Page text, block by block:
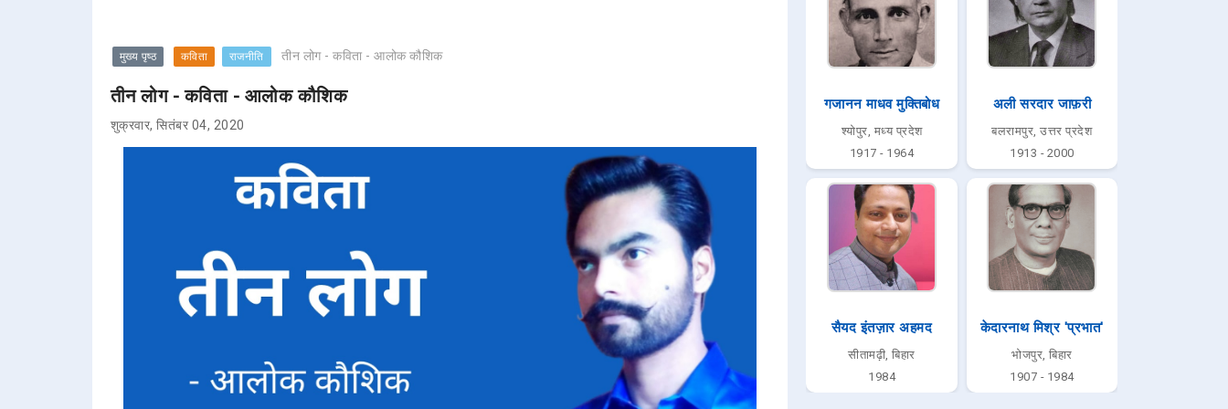
मुख्य पृष्ठ कविता राजनीति तीन लोग - कविता - आलोक कौशिक
तीन लोग - कविता - आलोक कौशिक
शुक्रवार, सितंबर 04, 2020
गजानन माधव मुक्तिबोध
श्योपुर, मध्य प्रदेश
1917 - 1964
अली सरदार जाफ़री
बलरामपुर, उत्तर प्रदेश
1913 - 2000
सैयद इंतज़ार अहमद
सीतामढ़ी, बिहार
1984
केदारनाथ मिश्र 'प्रभात'
भोजपुर, बिहार
1907 - 1984